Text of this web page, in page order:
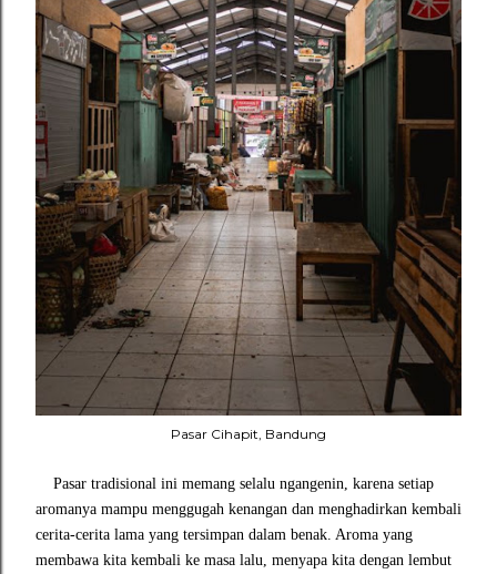
Pasar Cihapit, Bandung
Pasar tradisional ini memang selalu ngangenin, karena setiap
aromanya mampu menggugah kenangan dan menghadirkan kembali
cerita-cerita lama yang tersimpan dalam benak. Aroma yang
membawa kita kembali ke masa lalu, menyapa kita dengan lembut